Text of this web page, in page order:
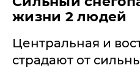
жизни 2 людей
Центральная и
страдают от